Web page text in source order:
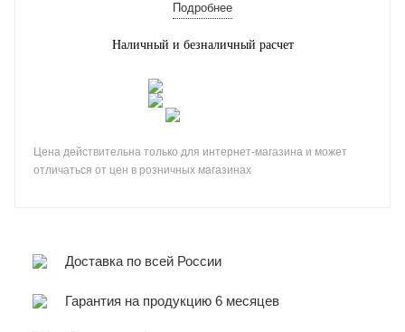
Подробнее
Наличный и безналичный расчет
Цена действительна только для интернет-магазина и может
отличаться от цен в розничных магазинах
Доставка по всей России
Гарантия на продукцию 6 месяцев